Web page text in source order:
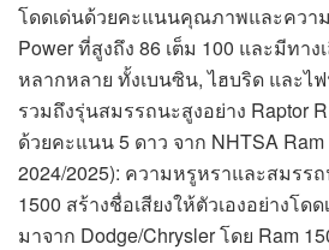
โดดเด่นด้วยคะแนนคุณภาพและควา
Power ที่สูงถึง 86 เต็ม 100 และมีทา
หลากหลาย ทั้งเบนซิน, ไฮบริด และไฟ
รวมถึงรุ่นสมรรถนะสูงอย่าง Raptor
ด้วยคะแนน 5 ดาว จาก NHTSA
2024/2025): ความหรูหราและสมรร
1500 สร้างชื่อเสียงให้ตัวเองอย่างโด
มาจาก Dodge/Chrysler โดย Ram